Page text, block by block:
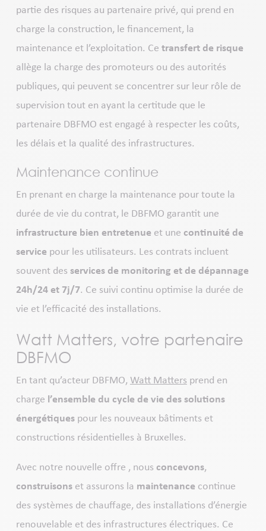
partie des risques au partenaire privé, qui prend en
charge la construction, le financement, la
maintenance et l’exploitation. Ce transfert de risque
allège la charge des promoteurs ou des autorités
publiques, qui peuvent se concentrer sur leur rôle de
supervision tout en ayant la certitude que le
partenaire DBFMO est engagé à respecter les coûts,
les délais et la qualité des infrastructures.
Maintenance continue
En prenant en charge la maintenance pour toute la
durée de vie du contrat, le DBFMO garantit une
infrastructure bien entretenue et une continuité de
service pour les utilisateurs. Les contrats incluent
souvent des services de monitoring et de dépannage
24h/24 et 7j/7. Ce suivi continu optimise la durée de
vie et l’efficacité des installations.
Watt Matters, votre partenaire
DBFMO
En tant qu’acteur DBFMO, Watt Matters prend en
charge l’ensemble du cycle de vie des solutions
énergétiquespour les nouveaux bâtiments et
constructions résidentielles à Bruxelles.
Avec notre nouvelle offre , nous concevons,
construisonset assurons la maintenance continue
des systèmes de chauffage, des installations d’énergie
renouvelable et des infrastructures électriques. Ce